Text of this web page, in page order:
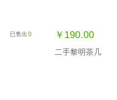
已售出 0 ￥190.00
二手黎明茶几